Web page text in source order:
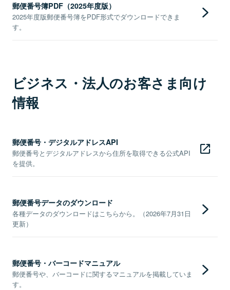
郵便番号簿PDF（2025年度版）
2025年度版郵便番号簿をPDF形式でダウンロードできま
す。
ビジネス・法人のお客さま向け
情報
郵便番号・デジタルアドレスAPI
郵便番号とデジタルアドレスから住所を取得できる公式API
を提供。
郵便番号データのダウンロード
各種データのダウンロードはこちらから。（2026年7月31日
更新）
郵便番号・バーコードマニュアル
郵便番号や、バーコードに関するマニュアルを掲載していま
す。